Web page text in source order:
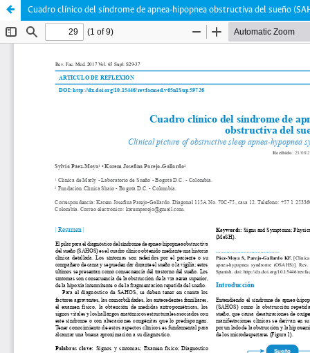
Cuadro clínico del síndrome de apnea-hipopnea obstructiva del sueño